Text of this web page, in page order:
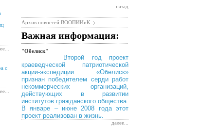
с
...назад
Архив новостей ВООПИИиК
Важная информация:
"Обелиск"
Второй год проект
краеведческой патриотической
акции-экспедиции «Обелиск»
признан победителем серди работ
некоммерческих организаций,
действующих в развитии
институтов гражданского общества.
В январе – июне 2008 года этот
проект реализован в жизнь.
далее...